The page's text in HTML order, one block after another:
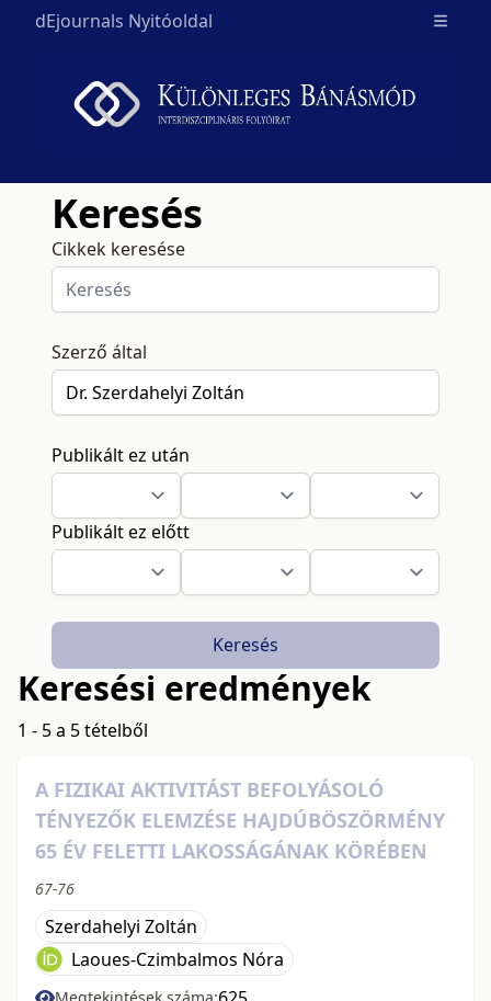
dEjournals Nyitóoldal Open
Keresés
Cikkek keresése
Szerző által
Publikált ez után
Publikált ez előtt
Keresés
Keresési eredmények
1 - 5 a 5 tételből
A FIZIKAI AKTIVITÁST BEFOLYÁSOLÓ
TÉNYEZŐK ELEMZÉSE HAJDÚBÖSZÖRMÉNY
65 ÉV FELETTI LAKOSSÁGÁNAK KÖRÉBEN
67-76
Szerdahelyi Zoltán
Laoues-Czimbalmos Nóra